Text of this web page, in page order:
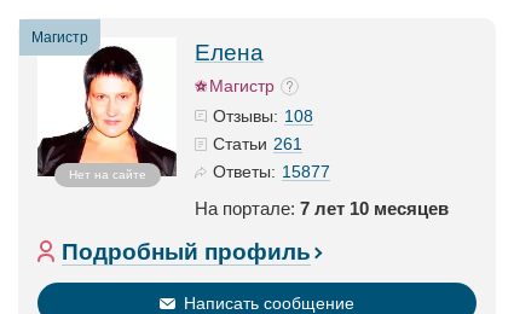
Магистр
Нет на сайте
Елена
Магистр
Отзывы: 108
Статьи 261
Ответы: 15877
На портале: 7 лет 10 месяцев
Подробный профиль
Написать сообщение